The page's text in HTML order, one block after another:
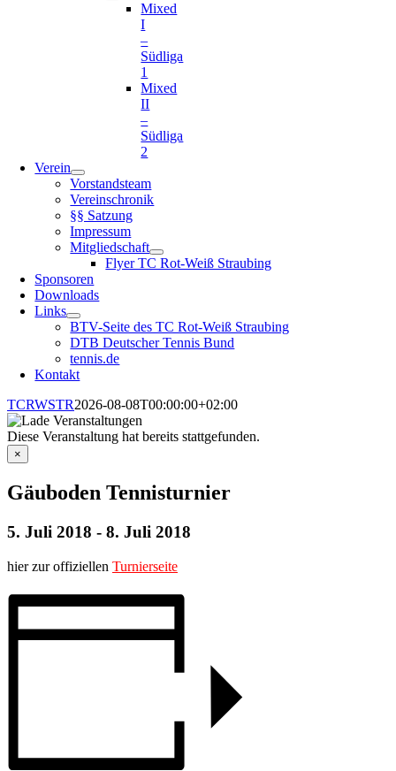
Mixed
I
–
Südliga
1
Mixed
II
–
Südliga
2
Verein
Vorstandsteam
Vereinschronik
§§ Satzung
Impressum
Mitgliedschaft
Flyer TC Rot-Weiß Straubing
Sponsoren
Downloads
Links
BTV-Seite des TC Rot-Weiß Straubing
DTB Deutscher Tennis Bund
tennis.de
Kontakt
TCRWSTR2026-08-08T00:00:00+02:00
Diese Veranstaltung hat bereits stattgefunden.
×
Gäuboden Tennisturnier
5. Juli 2018 - 8. Juli 2018
hier zur offiziellen Turnierseite